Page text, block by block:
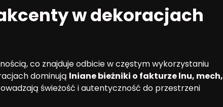
w dekoracjach
co znajduje odbicie w częstym wykorzystaniu
dominują lniane bieżniki o fakturze lnu, mech,
świeżość i autentyczność do przestrzeni